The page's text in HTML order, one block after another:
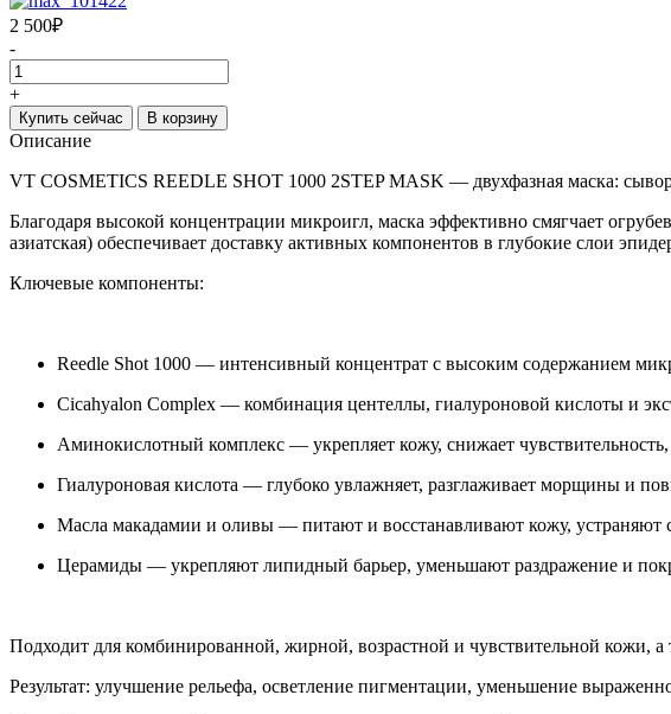
2 500₽
-
+
Купить сейчас В корзину
Описание
VT COSMETICS REEDLE SHOT 1000 2STEP MASK — двухфазная маска:
Благодаря высокой концентрации микроигл, маска эффективно смягчает
азиатская) обеспечивает доставку активных компонентов в глубокие слои
Ключевые компоненты:
Reedle Shot 1000 — интенсивный концентрат с высоким содержанием
Cicahyalon Complex — комбинация центеллы, гиалуроновой кислоты и
Аминокислотный комплекс — укрепляет кожу, снижает чувствительность,
Гиалуроновая кислота — глубоко увлажняет, разглаживает морщины и
Масла макадамии и оливы — питают и восстанавливают кожу, устраняют
Церамиды — укрепляют липидный барьер, уменьшают раздражение и
Подходит для комбинированной, жирной, возрастной и чувствительной кожи,
Результат: улучшение рельефа, осветление пигментации, уменьшение